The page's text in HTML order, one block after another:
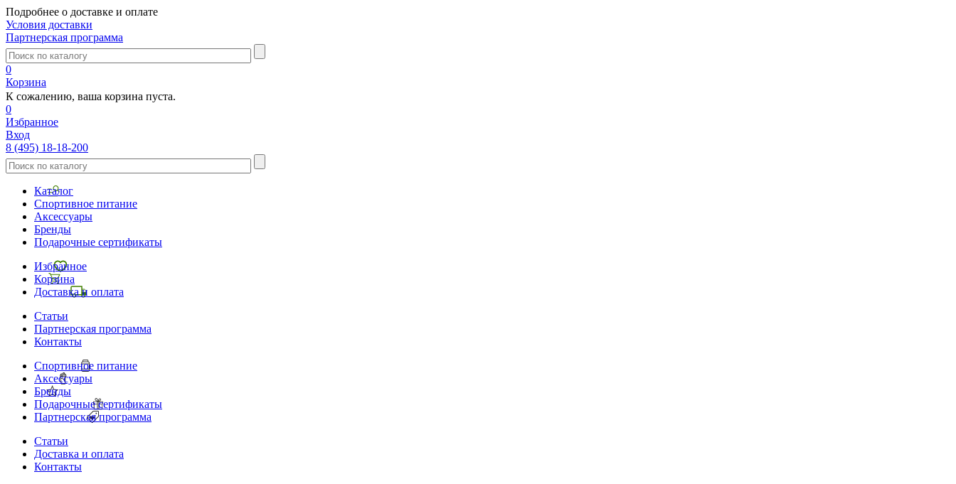
Подробнее о доставке и оплате
Условия доставки
Партнерская программа
0
Корзина
К сожалению, ваша корзина пуста.
0
Избранное
Вход
8 (495) 18-18-200
Каталог
Спортивное питание
Аксессуары
Бренды
Подарочные сертификаты
Избранное
Корзина
Доставка и оплата
Статьи
Партнерская программа
Контакты
Спортивное питание
Аксессуары
Бренды
Подарочные сертификаты
Партнерская программа
Статьи
Доставка и оплата
Контакты